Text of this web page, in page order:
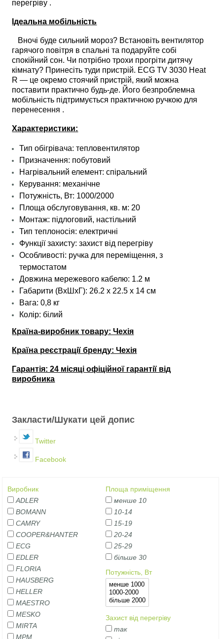
перегріву .
Ідеальна мобільність
Вночі буде сильний мороз? Встановіть вентилятор
гарячого повітря в спальні та подаруйте собі
спокійний сон. Чи потрібно трохи прогріти дитячу
кімнату? Принесіть туди пристрій. ECG TV 3030 Heat
R — це окремо стоячий пристрій, який можна
поставити практично будь-де. Його безпроблемна
мобільність підтримується практичною ручкою для
перенесення .
Характеристики:
Тип обігрівача: тепловентилятор
Призначення: побутовий
Нагрівальний елемент: спіральний
Керування: механічне
Потужність, Вт: 1000/2000
Площа обслуговування, кв. м: 20
Монтаж: підлоговий, настільний
Тип теплоносія: електричні
Функції захисту: захист від перегріву
Особливості: ручка для переміщення, з
термостатом
Довжина мережевого кабелю: 1.2 м
Габарити (ВхШхГ): 26.2 х 22.5 х 14 см
Вага: 0,8 кг
Колір: білий
Країна-виробник товару: Чехія
Країна реєстрації бренду: Чехія
Гарантія: 24 місяці офіційної гарантії від
виробника
Закласти/Шукати цей допис
Twitter
Facebook
Виробник
ADLER
BOMANN
CAMRY
COOPER&HANTER
ECG
EDLER
FLORIA
HAUSBERG
HELLER
MAESTRO
MESKO
MIRTA
MPM
Площа приміщення
менше 10
10-14
15-19
20-24
25-29
більше 30
Потужність, Вт
Захист від перегріву
так